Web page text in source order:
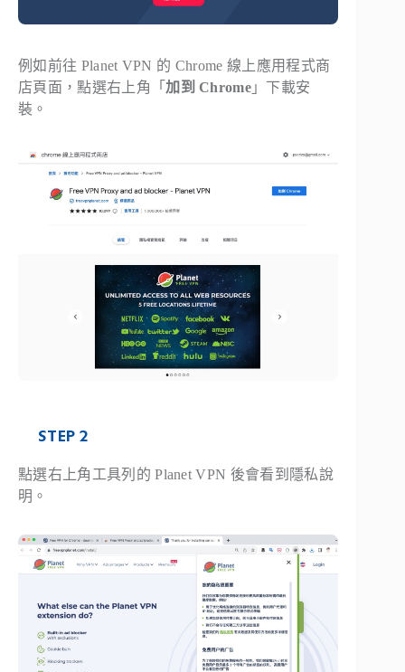
例如前往 Planet VPN 的 Chrome 線上應用程式商
店頁面，點選右上角「加到 Chrome 」下載安
裝。
STEP 2
點選右上角工具列的 Planet VPN 後會看到隱私說
明。